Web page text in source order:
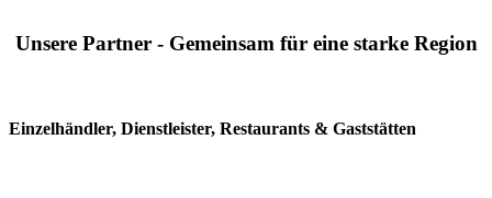
Unsere Partner - Gemeinsam für eine starke Region
Einzelhändler, Dienstleister, Restaurants & Gaststätten